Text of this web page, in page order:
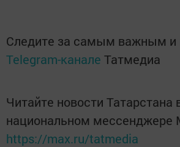
Следите за самым важным и
Telegram-канале Татмедиа
Читайте новости Татарстана
национальном мессенджере
https://max.ru/tatmedia